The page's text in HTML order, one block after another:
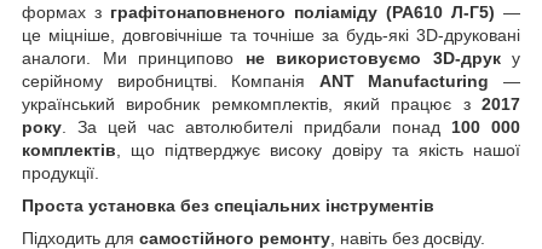
формах з графітонаповненого поліаміду (PA610 Л-Г5) —
це міцніше, довговічніше та точніше за будь-які 3D-друковані
аналоги. Ми принципово не використовуємо 3D-друку
серійному виробництві. Компанія ANT Manufacturing —
український виробник ремкомплектів, який працює з 2017
року . За цей час автолюбителі придбали понад 100 000
комплектів , що підтверджує високу довіру та якість нашої
продукції.
Проста установка без спеціальних інструментів
Підходить для самостійного ремонту , навіть без досвіду.